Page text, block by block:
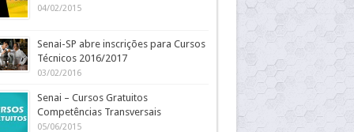
04/02/2015
Senai-SP abre inscrições para Cursos
Técnicos 2016/2017
03/02/2016
Senai – Cursos Gratuitos
Competências Transversais
05/06/2015